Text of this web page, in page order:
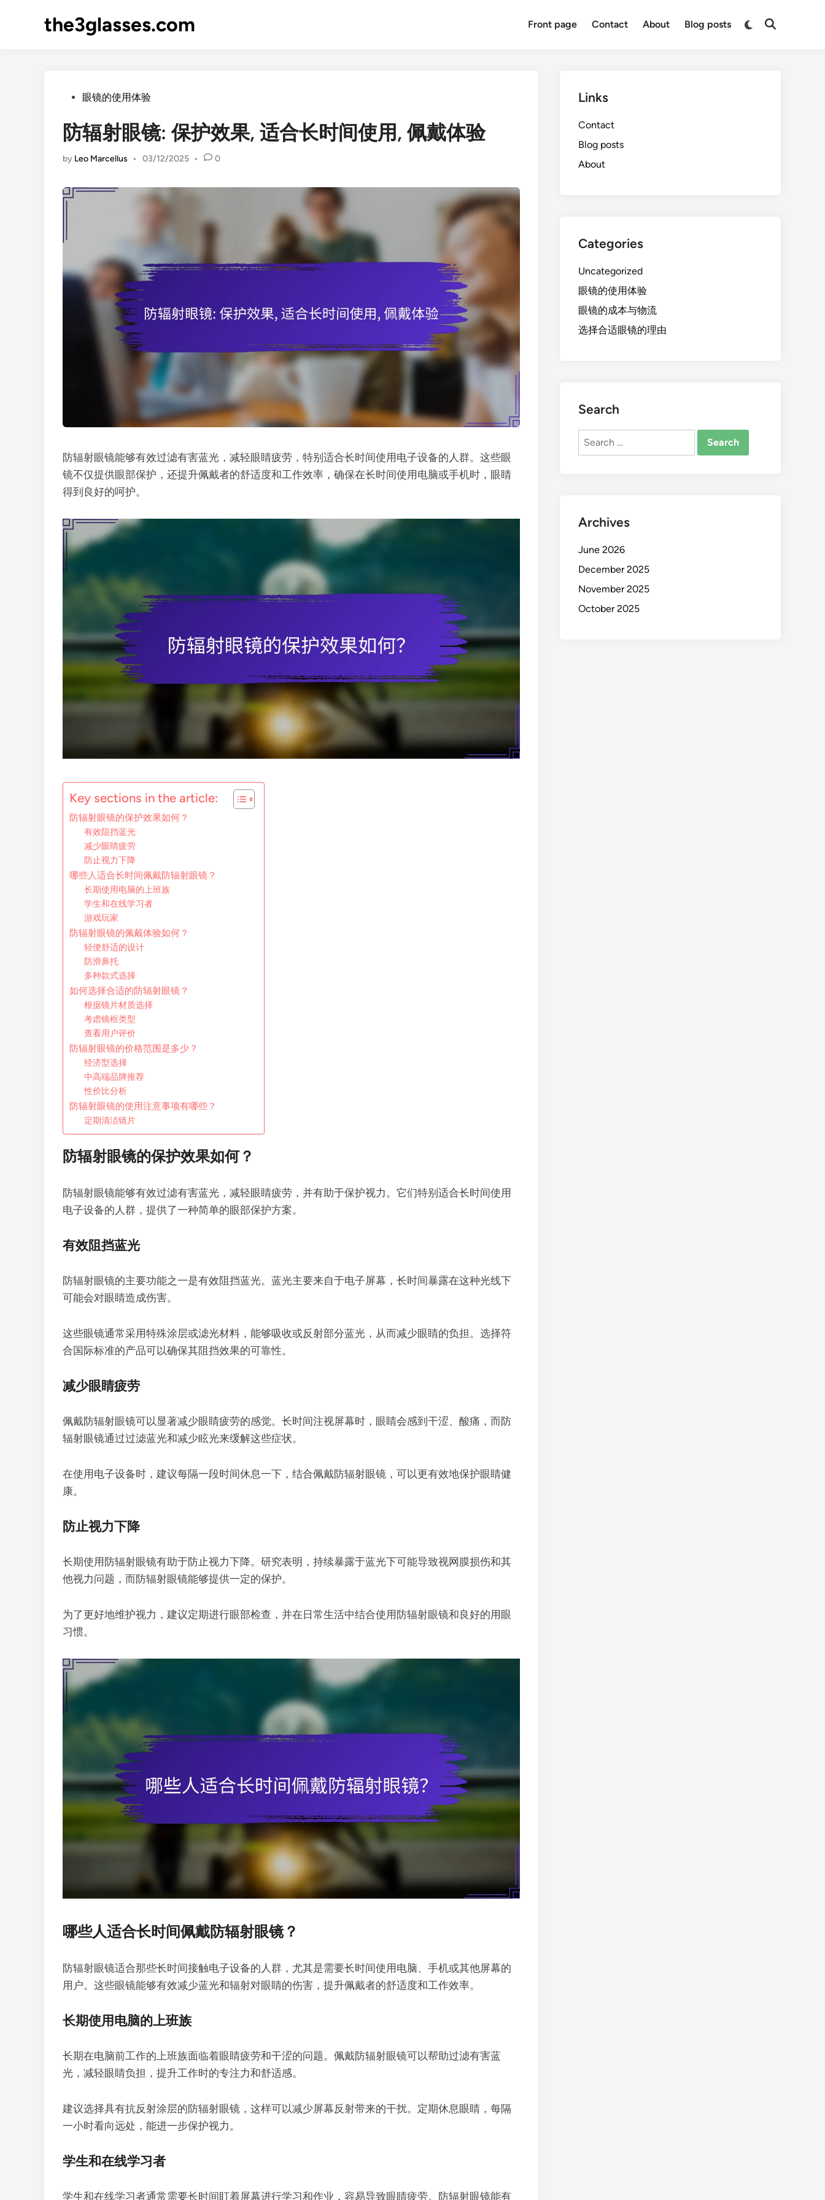
the3glasses.com Front page Contact About Blog posts
Switch
Open
Posted眼镜的使用体验
防辐射眼镜: 保护效果, 适合长时间使用, 佩戴体验
by Leo Marcellus • 03/12/2025 • 0
防辐射眼镜能够有效过滤有害蓝光，减轻眼睛疲劳，特别适合长时间使用电子设备的人群。这些眼
镜不仅提供眼部保护，还提升佩戴者的舒适度和工作效率，确保在长时间使用电脑或手机时，眼睛
得到良好的呵护。
Key sections in the article:
防辐射眼镜的保护效果如何？
有效阻挡蓝光
减少眼睛疲劳
防止视力下降
哪些人适合长时间佩戴防辐射眼镜？
长期使用电脑的上班族
学生和在线学习者
游戏玩家
防辐射眼镜的佩戴体验如何？
轻便舒适的设计
防滑鼻托
多种款式选择
如何选择合适的防辐射眼镜？
根据镜片材质选择
考虑镜框类型
查看用户评价
防辐射眼镜的价格范围是多少？
经济型选择
中高端品牌推荐
性价比分析
防辐射眼镜的使用注意事项有哪些？
定期清洁镜片
防辐射眼镜的保护效果如何？
防辐射眼镜能够有效过滤有害蓝光，减轻眼睛疲劳，并有助于保护视力。它们特别适合长时间使用
电子设备的人群，提供了一种简单的眼部保护方案。
有效阻挡蓝光
防辐射眼镜的主要功能之一是有效阻挡蓝光。蓝光主要来自于电子屏幕，长时间暴露在这种光线下
可能会对眼睛造成伤害。
这些眼镜通常采用特殊涂层或滤光材料，能够吸收或反射部分蓝光，从而减少眼睛的负担。选择符
合国际标准的产品可以确保其阻挡效果的可靠性。
减少眼睛疲劳
佩戴防辐射眼镜可以显著减少眼睛疲劳的感觉。长时间注视屏幕时，眼睛会感到干涩、酸痛，而防
辐射眼镜通过过滤蓝光和减少眩光来缓解这些症状。
在使用电子设备时，建议每隔一段时间休息一下，结合佩戴防辐射眼镜，可以更有效地保护眼睛健
康。
防止视力下降
长期使用防辐射眼镜有助于防止视力下降。研究表明，持续暴露于蓝光下可能导致视网膜损伤和其
他视力问题，而防辐射眼镜能够提供一定的保护。
为了更好地维护视力，建议定期进行眼部检查，并在日常生活中结合使用防辐射眼镜和良好的用眼
习惯。
哪些人适合长时间佩戴防辐射眼镜？
防辐射眼镜适合那些长时间接触电子设备的人群，尤其是需要长时间使用电脑、手机或其他屏幕的
用户。这些眼镜能够有效减少蓝光和辐射对眼睛的伤害，提升佩戴者的舒适度和工作效率。
长期使用电脑的上班族
长期在电脑前工作的上班族面临着眼睛疲劳和干涩的问题。佩戴防辐射眼镜可以帮助过滤有害蓝
光，减轻眼睛负担，提升工作时的专注力和舒适感。
建议选择具有抗反射涂层的防辐射眼镜，这样可以减少屏幕反射带来的干扰。定期休息眼睛，每隔
一小时看向远处，能进一步保护视力。
学生和在线学习者
学生和在线学习者通常需要长时间盯着屏幕进行学习和作业，容易导致眼睛疲劳。防辐射眼镜能有
Links
Contact
Blog posts
About
Categories
Uncategorized
眼镜的使用体验
眼镜的成本与物流
选择合适眼镜的理由
Search
Search
Archives
June 2026
December 2025
November 2025
October 2025